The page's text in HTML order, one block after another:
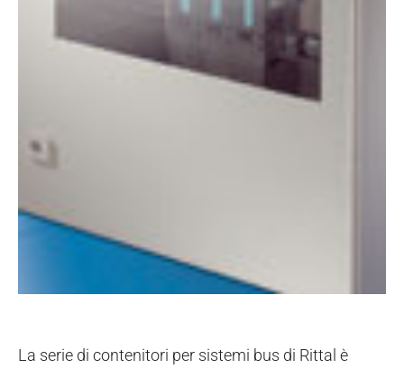
La serie di contenitori per sistemi bus di Rittal è